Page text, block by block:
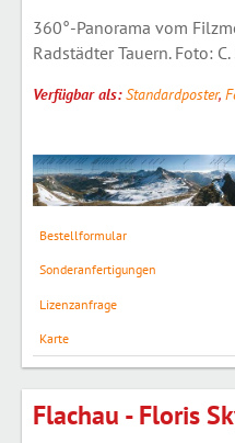
360°-Panorama vom
Radstädter Tauern. Foto:
Verfügbar als:Standardposter,
Bestellformular
Sonderanfertigungen
Lizenzanfrage
Karte
Flachau - Floris